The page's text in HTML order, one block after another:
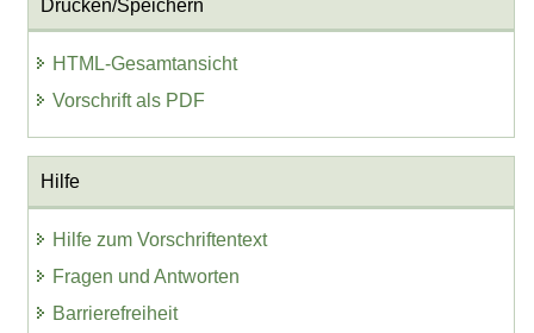
Drucken/Speichern
HTML-Gesamtansicht
Vorschrift als PDF
Hilfe
Hilfe zum Vorschriftentext
Fragen und Antworten
Barrierefreiheit